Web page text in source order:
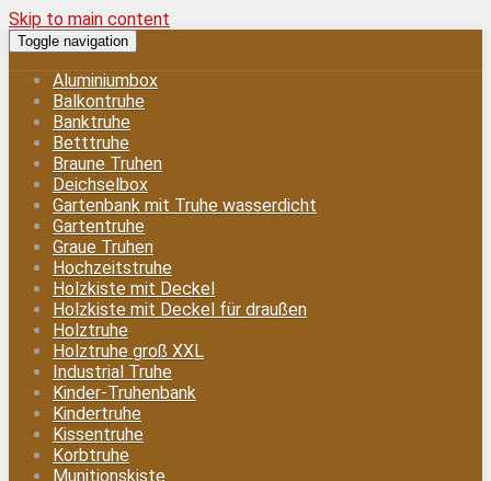
Skip to main content
Toggle navigation
Aluminiumbox
Balkontruhe
Banktruhe
Betttruhe
Braune Truhen
Deichselbox
Gartenbank mit Truhe wasserdicht
Gartentruhe
Graue Truhen
Hochzeitstruhe
Holzkiste mit Deckel
Holzkiste mit Deckel für draußen
Holztruhe
Holztruhe groß XXL
Industrial Truhe
Kinder-Truhenbank
Kindertruhe
Kissentruhe
Korbtruhe
Munitionskiste